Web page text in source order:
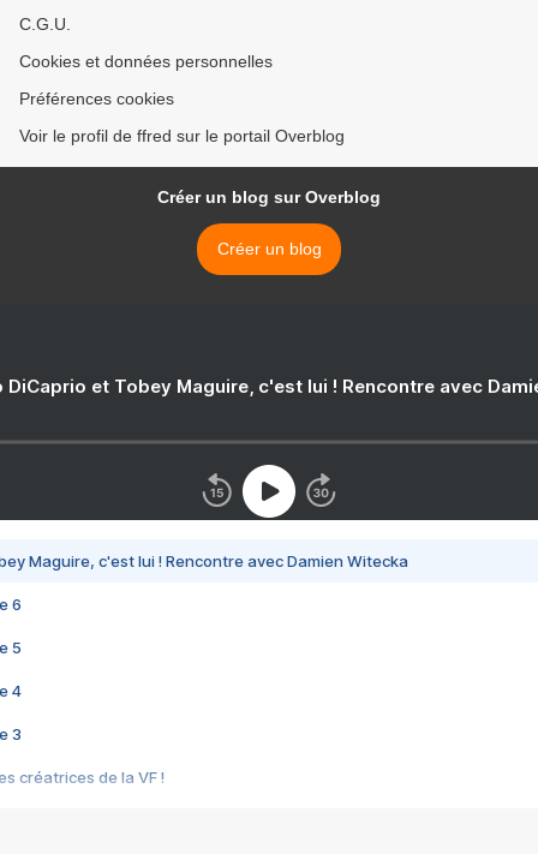
C.G.U.
Cookies et données personnelles
Préférences cookies
Voir le profil de ffred sur le portail Overblog
Créer un blog sur Overblog
Créer un blog
DiCaprio et Tobey Maguire, c'est lui ! Rencontre avec
Maguire, c'est lui ! Rencontre avec Damien Witecka
6
5
4
3
créatrices de la VF !